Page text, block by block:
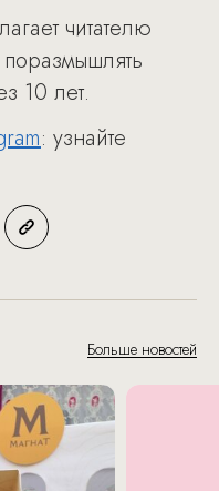
читателю
10 лет.
: узнайте
Больше новостей